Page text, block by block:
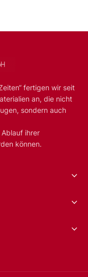
fertigen wir seit
an, die nicht
sondern auch
ihrer
können.